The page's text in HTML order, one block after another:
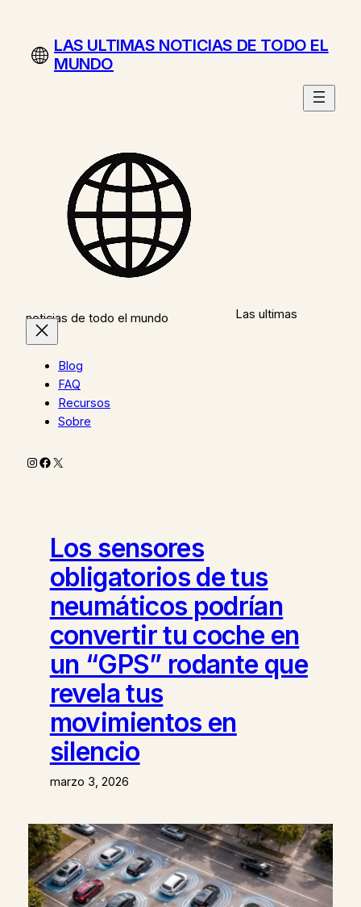
contenidoLAS ULTIMAS NOTICIAS DE TODO EL
MUNDO
Las ultimas
noticias de todo el mundo
Blog
FAQ
Recursos
Sobre
Instagram
Facebook
X
Los sensores
obligatorios de tus
neumáticos podrían
convertir tu coche en
un “GPS” rodante que
revela tus
movimientos en
silencio
marzo 3, 2026